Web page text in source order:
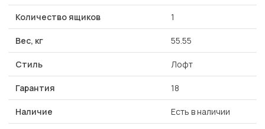
Количество ящиков 1
Вес, кг 55.55
Стиль Лофт
Гарантия 18
Наличие Есть в наличии